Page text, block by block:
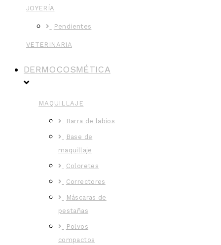
JOYERÍA
Pendientes
VETERINARIA
DERMOCOSMÉTICA
MAQUILLAJE
Barra de labios
Base de
maquillaje
Coloretes
Correctores
Máscaras de
pestañas
Polvos
compactos